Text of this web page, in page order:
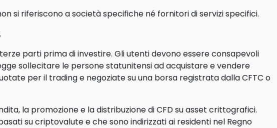
si riferiscono a società specifiche né fornitori di servizi specifici.
parti prima di investire. Gli utenti devono essere consapevoli
sollecitare le persone statunitensi ad acquistare e vendere
per il trading e negoziate su una borsa registrata dalla CFTC o
la promozione e la distribuzione di CFD su asset crittografici.
su criptovalute e che sono indirizzati ai residenti nel Regno